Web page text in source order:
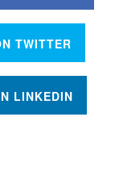
TWITTER
LINKEDIN